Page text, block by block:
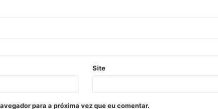
Site
para a próxima vez que eu comentar.